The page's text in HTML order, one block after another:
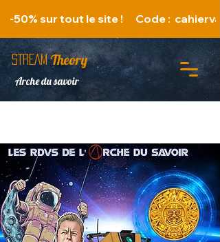
-50% sur tout le site !      Code :
STREAM Theory
Arche du savoir